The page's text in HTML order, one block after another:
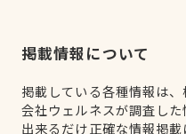
掲載情報について
掲載している各種情報は
会社ウェルネスが調査した
出来るだけ正確な情報掲